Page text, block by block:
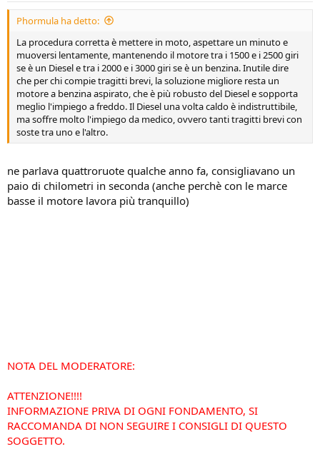
Phormula ha detto:
La procedura corretta è mettere in moto, aspettare un minuto e
muoversi lentamente, mantenendo il motore tra i 1500 e i 2500 giri
se è un Diesel e tra i 2000 e i 3000 giri se è un benzina. Inutile dire
che per chi compie tragitti brevi, la soluzione migliore resta un
motore a benzina aspirato, che è più robusto del Diesel e sopporta
meglio l'impiego a freddo. Il Diesel una volta caldo è indistruttibile,
ma soffre molto l'impiego da medico, ovvero tanti tragitti brevi con
soste tra uno e l'altro.
ne parlava quattroruote qualche anno fa, consigliavano un
paio di chilometri in seconda (anche perchè con le marce
basse il motore lavora più tranquillo)
NOTA DEL MODERATORE:
ATTENZIONE!!!!
INFORMAZIONE PRIVA DI OGNI FONDAMENTO, SI
RACCOMANDA DI NON SEGUIRE I CONSIGLI DI QUESTO
SOGGETTO.